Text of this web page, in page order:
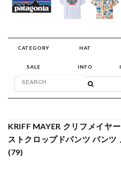
CATEGORY HAT
SALE INFO
KRIFF MAYER クリフメイヤ
ストクロップドパンツ パン
(79)